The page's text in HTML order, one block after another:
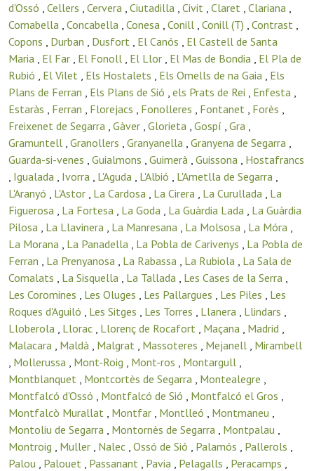
d'Ossó , Cellers , Cervera , Ciutadilla , Civit , Claret , Clariana ,
Comabella , Concabella , Conesa , Conill , Conill (T) , Contrast ,
Copons , Durban , Dusfort , El Canós , El Castell de Santa
Maria , El Far , El Fonoll , El Llor , El Mas de Bondia , El Pla de
Rubió , El Vilet , Els Hostalets , Els Omells de na Gaia , Els
Plans de Ferran , Els Plans de Sió , els Prats de Rei , Enfesta ,
Estaràs , Ferran , Florejacs , Fonolleres , Fontanet , Forès ,
Freixenet de Segarra , Gàver , Glorieta , Gospí , Gra ,
Gramuntell , Granollers , Granyanella , Granyena de Segarra ,
Guarda-si-venes , Guialmons , Guimerà , Guissona , Hostafrancs
, Igualada , Ivorra , L'Aguda , L'Albió , L'Ametlla de Segarra ,
L'Aranyó , L'Astor , La Cardosa , La Cirera , La Curullada , La
Figuerosa , La Fortesa , La Goda , La Guàrdia Lada , La Guàrdia
Pilosa , La Llavinera , La Manresana , La Molsosa , La Móra ,
La Morana , La Panadella , La Pobla de Carivenys , La Pobla de
Ferran , La Prenyanosa , La Rabassa , La Rubiola , La Sala de
Comalats , La Sisquella , La Tallada , Les Cases de la Serra ,
Les Coromines , Les Oluges , Les Pallargues , Les Piles , Les
Roques d'Aguiló , Les Sitges , Les Torres , Llanera , Llindars ,
Lloberola , Llorac , Llorenç de Rocafort , Maçana , Madrid ,
Malacara , Maldà , Malgrat , Massoteres , Mejanell , Mirambell
, Mollerussa , Mont-Roig , Mont-ros , Montargull ,
Montblanquet , Montcortès de Segarra , Montealegre ,
Montfalcó d'Ossó , Montfalcó de Sió , Montfalcó el Gros ,
Montfalcò Murallat , Montfar , Montlleó , Montmaneu ,
Montoliu de Segarra , Montornès de Segarra , Montpalau ,
Montroig , Muller , Nalec , Ossó de Sió , Palamós , Pallerols ,
Palou , Palouet , Passanant , Pavia , Pelagalls , Peracamps ,